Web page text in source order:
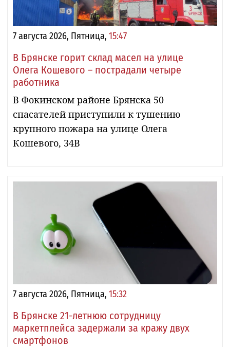
7 августа 2026, Пятница, 15:47
В Брянске горит склад масел на улице
Олега Кошевого – пострадали четыре
работника
В Фокинском районе Брянска 50
спасателей приступили к тушению
крупного пожара на улице Олега
Кошевого, 34В
7 августа 2026, Пятница, 15:32
В Брянске 21-летнюю сотрудницу
маркетплейса задержали за кражу двух
смартфонов